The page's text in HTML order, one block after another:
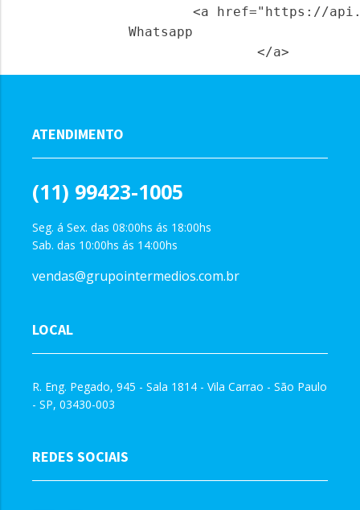
<a href="https://
                Whatsapp
ATENDIMENTO
(11) 99423-1005
Seg. á Sex. das 08:00hs ás 18:00hs
Sab. das 10:00hs ás 14:00hs
vendas@grupointermedios.com.br
LOCAL
R. Eng. Pegado, 945 - Sala 1814 - Vila Carrao - São Paulo
- SP, 03430-003
REDES SOCIAIS